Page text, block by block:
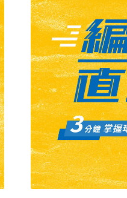
里和嘉興里淹水，以
雄縣長余政憲前往災
處積水，以興東里附